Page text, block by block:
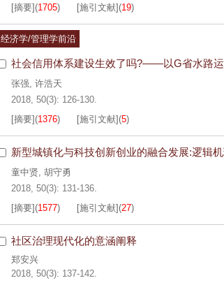
[摘要](1705) [施引文献](19)
经济学/管理学前沿
社会信用体系建设生效了吗?——以G省水路
张强, 许浩天
2018, 50(3): 126-130.
[摘要](1376) [施引文献](5)
新型城镇化与科技创新创业的融合发展:逻辑
童中贤, 胡守勇
2018, 50(3): 131-136.
[摘要](1577) [施引文献](27)
社区治理现代化的意涵阐释
郑安兴
2018, 50(3): 137-142.